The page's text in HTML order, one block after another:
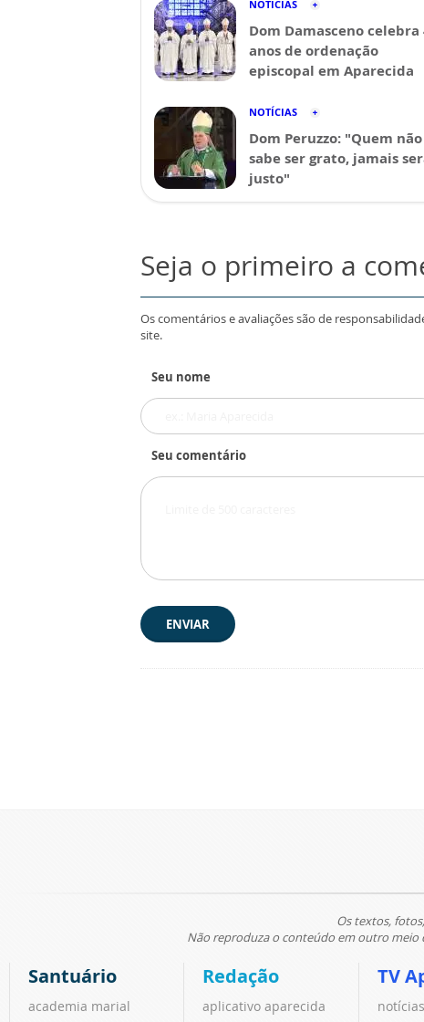
NOTÍCIAS
Dom Damasceno celebra
anos de ordenação
episcopal em Aparecida
NOTÍCIAS
Dom Peruzzo: "Quem não
sabe ser grato, jamais
justo"
Seja o primeiro a
Os comentários e avaliações são de
site.
Seu nome
Seu comentário
ENVIAR
Os textos,
Não reproduza o conteúdo em outro meio
Santuário
academia marial
Redação
aplicativo aparecida
TV
notícias